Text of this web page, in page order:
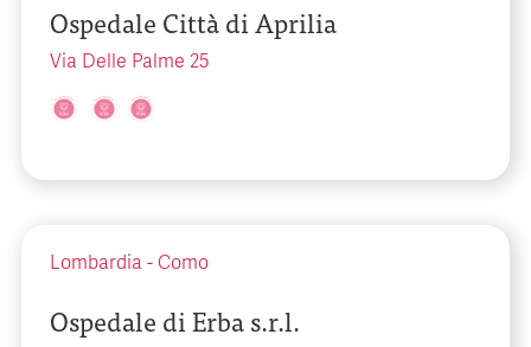
Ospedale Città di Aprilia
Via Delle Palme 25
Lombardia - Como
Ospedale di Erba s.r.l.